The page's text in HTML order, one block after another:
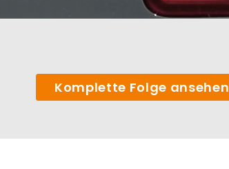
Komplette Folge ansehen